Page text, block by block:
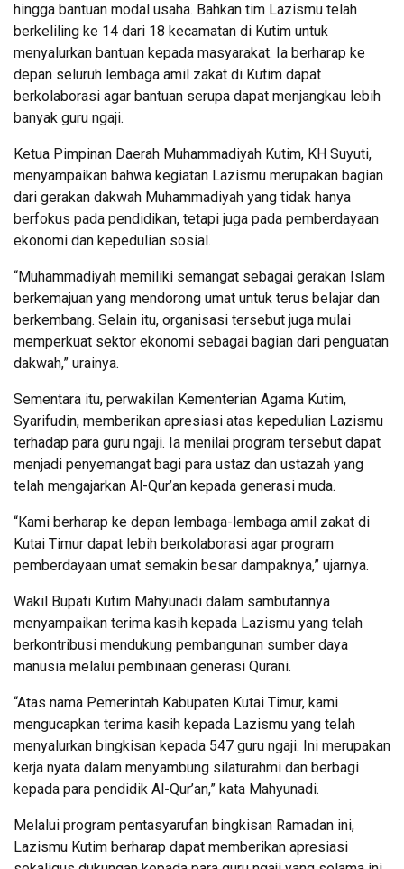
hingga bantuan modal usaha. Bahkan tim Lazismu telah
berkeliling ke 14 dari 18 kecamatan di Kutim untuk
menyalurkan bantuan kepada masyarakat. Ia berharap ke
depan seluruh lembaga amil zakat di Kutim dapat
berkolaborasi agar bantuan serupa dapat menjangkau lebih
banyak guru ngaji.
Ketua Pimpinan Daerah Muhammadiyah Kutim, KH Suyuti,
menyampaikan bahwa kegiatan Lazismu merupakan bagian
dari gerakan dakwah Muhammadiyah yang tidak hanya
berfokus pada pendidikan, tetapi juga pada pemberdayaan
ekonomi dan kepedulian sosial.
“Muhammadiyah memiliki semangat sebagai gerakan Islam
berkemajuan yang mendorong umat untuk terus belajar dan
berkembang. Selain itu, organisasi tersebut juga mulai
memperkuat sektor ekonomi sebagai bagian dari penguatan
dakwah,” urainya.
Sementara itu, perwakilan Kementerian Agama Kutim,
Syarifudin, memberikan apresiasi atas kepedulian Lazismu
terhadap para guru ngaji. Ia menilai program tersebut dapat
menjadi penyemangat bagi para ustaz dan ustazah yang
telah mengajarkan Al-Qur’an kepada generasi muda.
“Kami berharap ke depan lembaga-lembaga amil zakat di
Kutai Timur dapat lebih berkolaborasi agar program
pemberdayaan umat semakin besar dampaknya,” ujarnya.
Wakil Bupati Kutim Mahyunadi dalam sambutannya
menyampaikan terima kasih kepada Lazismu yang telah
berkontribusi mendukung pembangunan sumber daya
manusia melalui pembinaan generasi Qurani.
“Atas nama Pemerintah Kabupaten Kutai Timur, kami
mengucapkan terima kasih kepada Lazismu yang telah
menyalurkan bingkisan kepada 547 guru ngaji. Ini merupakan
kerja nyata dalam menyambung silaturahmi dan berbagi
kepada para pendidik Al-Qur’an,” kata Mahyunadi.
Melalui program pentasyarufan bingkisan Ramadan ini,
Lazismu Kutim berharap dapat memberikan apresiasi